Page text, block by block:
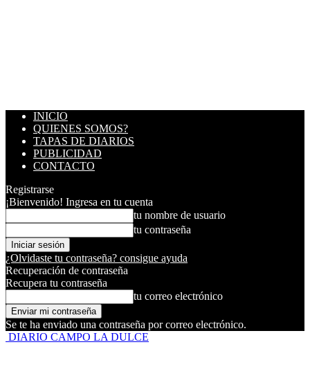
INICIO
QUIENES SOMOS?
TAPAS DE DIARIOS
PUBLICIDAD
CONTACTO
Registrarse
¡Bienvenido! Ingresa en tu cuenta
tu nombre de usuario
tu contraseña
¿Olvidaste tu contraseña? consigue ayuda
Recuperación de contraseña
Recupera tu contraseña
tu correo electrónico
Se te ha enviado una contraseña por correo electrónico.
DIARIO CAMPO LA DULCE